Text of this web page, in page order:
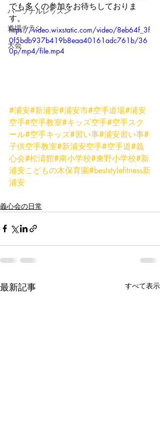
パーソナルレッスン
道場チラシ
大会
でも多くの参加をお待ちしておりま
す。
https://video.wixstatic.com/video/8eb64f_3f
0f5bdb937b419b8eaa40161adc761b/36
0p/mp4/file.mp4
#浦安#新浦安#浦安市#空手道場#浦安
空手#空手教室#キッズ空手#空手スク
ール#空手キッズ#習い事#浦安習い事#
子供空手教室#新浦安空手#空手道#義
心会#松濤館#南小学校#東野小学校#新
浦安こどもの木保育園#beststylefitness新
浦安
義心会の日常
最新記事 すべて表示